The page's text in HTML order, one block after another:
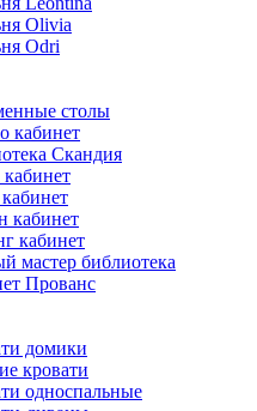
Olivia
Odri
столы
кабинет
Скандия
кабинет
кабинет
мастер библиотека
Прованс
домики
кровати
односпальные